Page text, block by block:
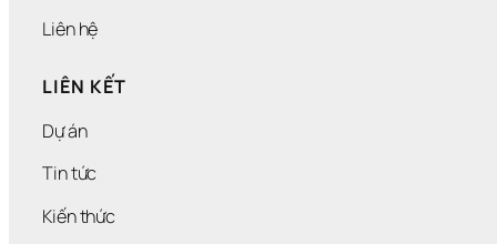
Liên hệ
LIÊN KẾT
Dự án
Tin tức
Kiến thức